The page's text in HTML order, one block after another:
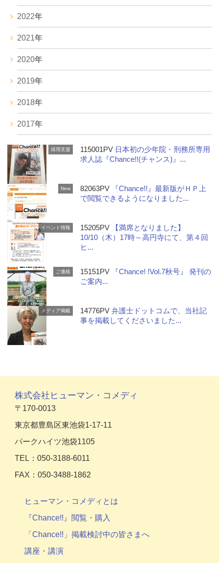
2022年
2021年
2020年
2019年
2018年
2017年
採用支援 115001PV 日本初の少年院・刑務所専用
求人誌『Chance!!(チャンス)』...
New 82063PV
『Chance!!』最新版がＨＰ上
で閲覧できるようになりました...
イベント情報 15205PV
【満席となりました】
10/10（木）17時～高円寺にて、第４回
ヒ...
ご連絡 15151PV
『Chance! !Vol.7秋号』 発刊の
ご案内...
メディア掲載 14776PV弁護士ドットコムで、当社記
事を掲載してくださいました...
株式会社ヒューマン・コメディ
〒170-0013
東京都豊島区東池袋1-17-11
パークハイツ池袋1105
TEL：050-3188-6011
FAX：050-3488-1862
ヒューマン・コメディとは
『Chance!!』閲覧・購入
「Chance!!」掲載検討中の皆さまへ
講座・講演